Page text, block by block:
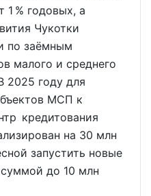
1 % годовых, а
Чукотки
по заёмным
малого и среднего
2025 году для
МСП к
кредитования
на 30 млн
запустить новые
до 10 млн